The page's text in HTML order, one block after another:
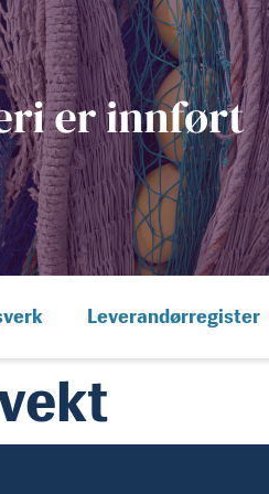
Leverandørregister